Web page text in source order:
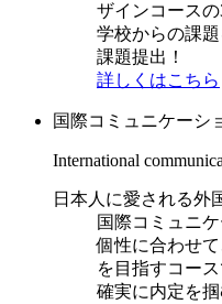
ザインコースの
学校からの課
課題提出！
詳しくはこちら
国際コミュニケーシ
International
日本人に愛される外
国際コミュニ
個性に合わせ
を目指すコー
確実に内定を